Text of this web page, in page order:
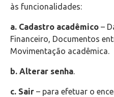
às funcionalidades:
a. Cadastro acadêmico –
Financeiro, Documentos
Movimentação acadêmica.
b. Alterar senha.
c. Sair – para efetuar o